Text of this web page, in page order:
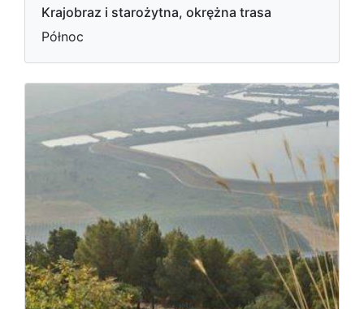
Krajobraz i starożytna, okrężna trasa
Północ